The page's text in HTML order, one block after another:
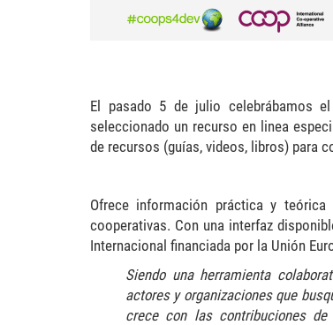
El pasado 5 de julio celebrábamos el
seleccionado un recurso en linea
de recursos (guías, videos, libros) para
Ofrece información práctica y
cooperativas. Con una interfaz
Internacional financiada por la Unión
Siendo una herramienta
actores y organizaciones que
crece con las contribuciones